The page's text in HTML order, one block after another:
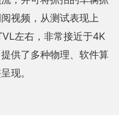
视频，从测试表现上
左右，非常接近于4K
供了多种物理、软件算
现。